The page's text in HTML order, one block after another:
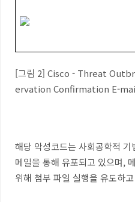
[그림 2] Cisco - Threat
ervation Confirmation E-
해당 악성코드는 사회공학적
메일을 통해 유포되고 있으며,
위해 첨부 파일 실행을 유도하